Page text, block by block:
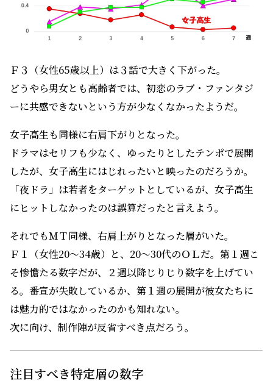
Ｆ３（女性65歳以上）は３話で大きく下がった。
どうやら男女とも高齢者では、初恋のラブ・ファンタジ
ーに共感できないという方が少なくなかったようだ。
女子高生も同様に右肩下がりとなった。
ドラマはセリフも少なく、ゆったりとしたテンポで展開
したが、女子高生にはじれったいと映ったのだろうか。
「夜ドラ」は若者をターゲットとしているが、女子高生
にヒットしなかったのは誤算だったと言えよう。
それでもＭＴ同様、右肩上がりとなった層がいた。
Ｆ１（女性20～34歳）と、20～30代のＯＬだ。第１週こ
そ惨憺たる数字だが、２週以降じりじり数字を上げてい
る。番宣が失敗しているか、第１週の展開が彼女たちに
は魅力的ではなかったのかも知れない。
次に向け、制作陣が反省すべき点だろう。
注目すべき特定層の数字